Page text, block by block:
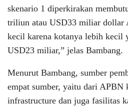
skenario 1 diperkirakan
triliun atau USD33 miliar dollar
kecil karena kotanya lebih
USD23 miliar,” jelas Bambang.
Menurut Bambang, sumber
empat sumber, yaitu dari APBN
infrastructure dan juga fasilitas